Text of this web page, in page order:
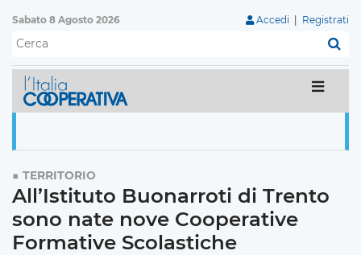
Sabato 8 Agosto 2026 Accedi Registrati
TERRITORIO
All’Istituto Buonarroti di Trento
sono nate nove Cooperative
Formative Scolastiche